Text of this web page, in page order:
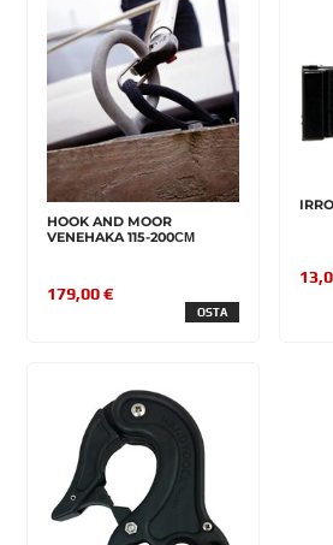
HOOK AND MOOR
VENEHAKA 115-200СМ
179,00 €
OSTA